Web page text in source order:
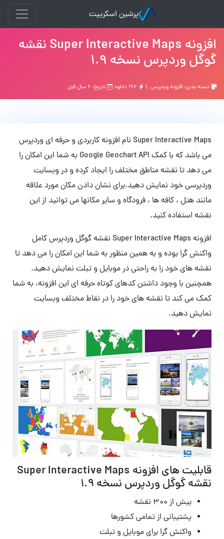
پرشین اسکریپت
افزونه Super Interactive Maps نقشه
گوگل وردپرس نسخه 1.9
دسته بندی: افزونه وردپرس, | تاریخ: ۶ سال قبل
Super Interactive Maps نام افزونه کاربردی و حرفه ای وردپرس
می باشد که با کمک Google Geochart API به شما این امکان را
می دهد تا نقشه مناطق مختلف را ایجاد کرده و در وبسایت
وردپرسی خود نمایش دهید.برای نشان دادن مکان مورد علاقه
مانند هتل ، کافه ها ، فرودگاه و سایر مکانها می توانید از این
نقشه استفاده کنید.
افزونه Super Interactive Maps نقشه گوگل وردپرس کامل
واکنش گرا بوده و به همین منظور به شما این امکان را می دهد تا
نقشه های خود را به راحتی در موبایل و تبلت نمایش دهید.
همچنین با وجود داشتن کدهای کوتاه حرفه ای این افزونه، به شما
کمک می کند تا نقشه های خود را در نقاط مختلف وبسایت
نمایش دهید.
قابلیت های افزونه Super Interactive Maps
نقشه گوگل وردپرس نسخه 1.9
بیش از ۳۰۰ نقشه
پشتیبانی از تمامی کشورها
واکنش گرا برای موبایل و تبلت